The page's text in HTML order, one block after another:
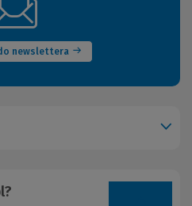
newslettera
(Nowe
okno)